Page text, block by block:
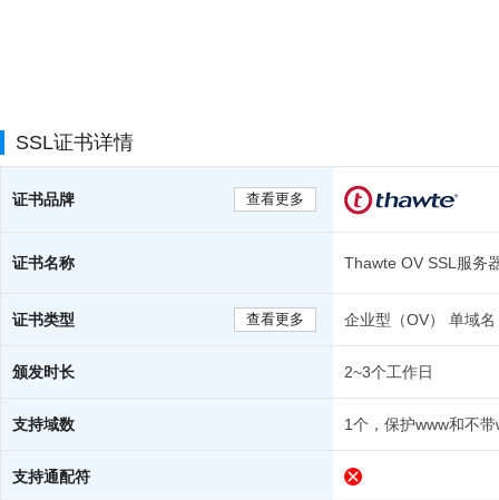
SSL证书详情
查看更多
证书品牌
证书名称 Thawte OV SSL服务
查看更多
证书类型 企业型（OV） 单域名
颁发时长 2~3个工作日
支持域数 1个，保护www和不带
支持通配符